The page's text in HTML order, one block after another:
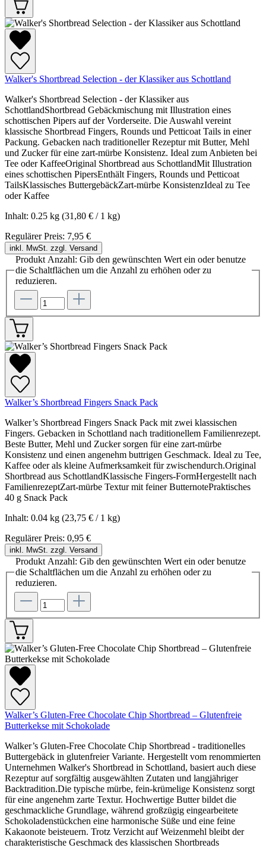
Walker's Shortbread Selection - der Klassiker aus Schottland
Walker's Shortbread Selection - der Klassiker aus
SchottlandShortbread Gebäckmischung mit Illustration eines
schottischen Pipers auf der Vorderseite. Die Auswahl vereint
klassische Shortbread Fingers, Rounds und Petticoat Tails in einer
Packung. Gebacken nach traditioneller Rezeptur mit Butter, Mehl
und Zucker für eine zart-mürbe Konsistenz. Ideal zum Anbieten bei
Tee oder KaffeeOriginal Shortbread aus SchottlandMit Illustration
eines schottischen PipersEnthält Fingers, Rounds und Petticoat
TailsKlassisches ButtergebäckZart-mürbe KonsistenzIdeal zu Tee
oder Kaffee
Inhalt: 0.25 kg (31,80 € / 1 kg)
Regulärer Preis: 7,95 €
inkl. MwSt. zzgl. Versand
Produkt Anzahl: Gib den gewünschten Wert ein oder benutze
die Schaltflächen um die Anzahl zu erhöhen oder zu
reduzieren.
Walker’s Shortbread Fingers Snack Pack
Walker’s Shortbread Fingers Snack Pack mit zwei klassischen
Fingers. Gebacken in Schottland nach traditionellem Familienrezept.
Beste Butter, Mehl und Zucker sorgen für eine zart-mürbe
Konsistenz und einen angenehm buttrigen Geschmack. Ideal zu Tee,
Kaffee oder als kleine Aufmerksamkeit für zwischendurch.Original
Shortbread aus SchottlandKlassische Fingers-FormHergestellt nach
FamilienrezeptZart-mürbe Textur mit feiner ButternotePraktisches
40 g Snack Pack
Inhalt: 0.04 kg (23,75 € / 1 kg)
Regulärer Preis: 0,95 €
inkl. MwSt. zzgl. Versand
Produkt Anzahl: Gib den gewünschten Wert ein oder benutze
die Schaltflächen um die Anzahl zu erhöhen oder zu
reduzieren.
Walker’s Gluten-Free Chocolate Chip Shortbread – Glutenfreie
Butterkekse mit Schokolade
Walker’s Gluten-Free Chocolate Chip Shortbread - traditionelles
Buttergebäck in glutenfreier Variante. Hergestellt vom renommierten
Unternehmen Walker's Shortbread in Schottland, basiert auch diese
Rezeptur auf sorgfältig ausgewählten Zutaten und langjähriger
Backtradition.Die typische mürbe, fein-krümelige Konsistenz sorgt
für eine angenehm zarte Textur. Hochwertige Butter bildet die
geschmackliche Grundlage, während großzügig eingearbeitete
Schokoladenstückchen eine harmonische Süße und eine feine
Kakaonote beisteuern. Trotz Verzicht auf Weizenmehl bleibt der
charakteristische Geschmack des klassischen Shortbreads